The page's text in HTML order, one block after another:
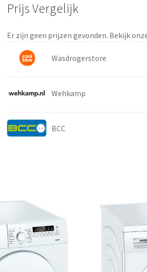
Prijs Vergelijk
Er zijn geen prijzen gevonden. Bekijk
Wasdrogerstore
Wehkamp
BCC